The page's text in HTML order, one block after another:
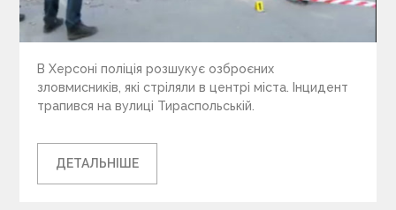
В Херсоні поліція розшукує озброєних
зловмисників, які стріляли в центрі міста. Інцидент
трапився на вулиці Тираспольській.
ДЕТАЛЬНІШЕ